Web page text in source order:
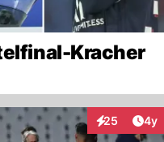
Kracher
25
Interaktionen
4y